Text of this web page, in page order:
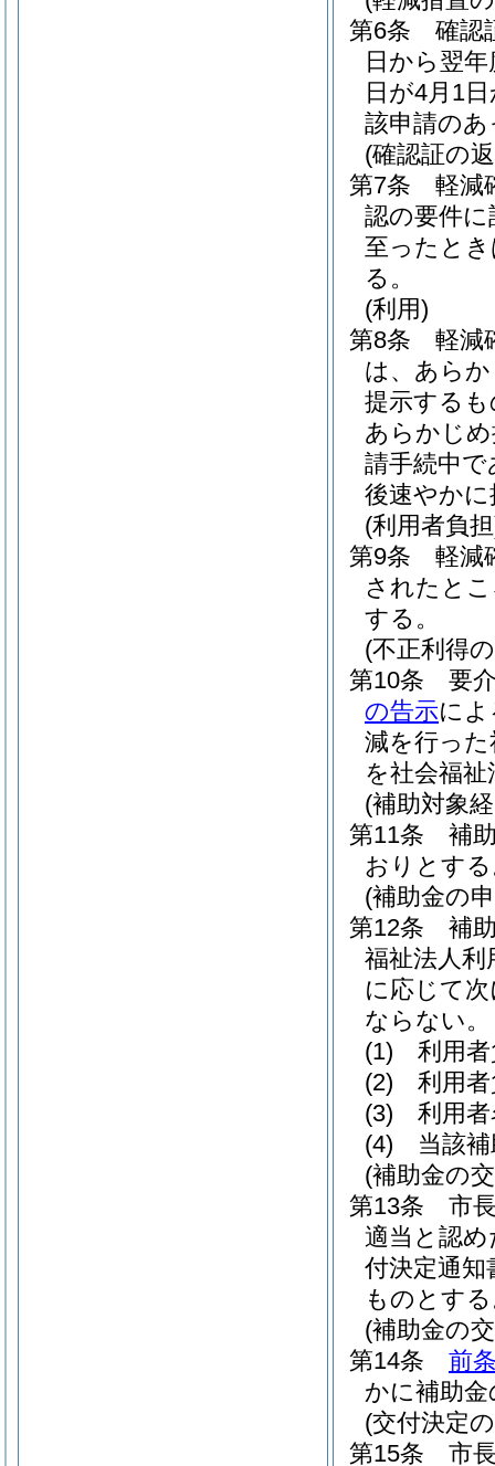
第6条
確認
日から翌
日が4月1
該申請の
(確認証の
第7条
軽減
認の要件
至ったと
る。
(利用)
第8条
軽減
は、あら
提示する
あらかじ
請手続中
後速やか
(利用者負
第9条
軽減
されたと
する。
(不正利得
第10条
要
の告示に
減を行っ
を社会福
(補助対象
第11条
補
おりとす
(補助金の
第12条
補
福祉法人利
に応じて
ならない。
(1)
利用
(2)
利用
(3)
利用
(4)
当該
(補助金の
第13条
市
適当と認め
付決定通知
ものとす
(補助金の
第14条
前
かに補助
(交付決定
第15条
市